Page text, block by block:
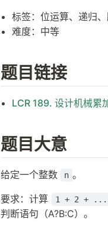
标签：位运算、递归
难度：中等
题目链接
LCR 189. 设计机械累
题目大意
给定一个整数 n 。
要求：计算 1 + 2 + ...
判断语句（A?B:C）。